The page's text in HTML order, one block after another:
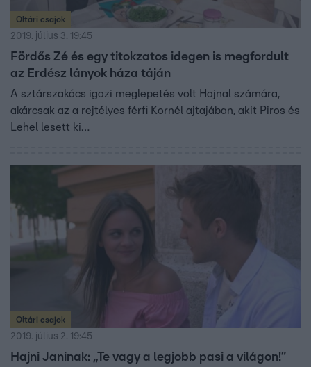
Oltári csajok
2019. július 3. 19:45
Fördős Zé és egy titokzatos idegen is megfordult
az Erdész lányok háza táján
A sztárszakács igazi meglepetés volt Hajnal számára,
akárcsak az a rejtélyes férfi Kornél ajtajában, akit Piros és
Lehel lesett ki…
Oltári csajok
2019. július 2. 19:45
Hajni Janinak: „Te vagy a legjobb pasi a világon!”